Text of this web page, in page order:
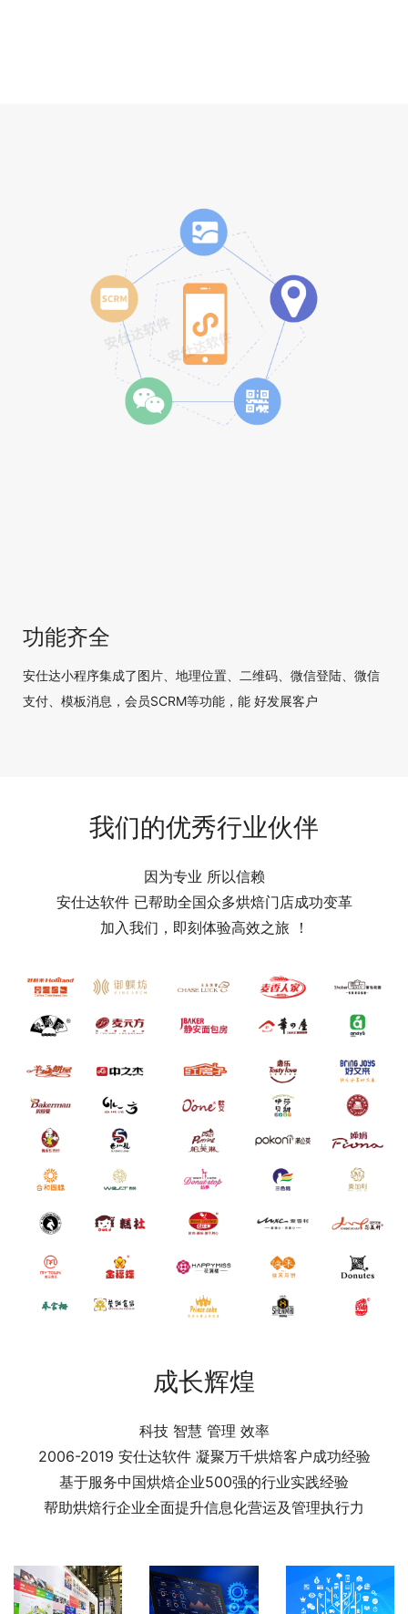
功能齐全
安仕达小程序集成了图片、地理位置、二维码、微信登陆、微信
支付、模板消息，会员SCRM等功能，能 好发展客户
我们的优秀行业伙伴
因为专业 所以信赖
安仕达软件 已帮助全国众多烘焙门店成功变革
加入我们，即刻体验高效之旅 ！
成长辉煌
科技 智慧 管理 效率
2006-2019 安仕达软件 凝聚万千烘焙客户成功经验
基于服务中国烘焙企业500强的行业实践经验
帮助烘焙行企业全面提升信息化营运及管理执行力